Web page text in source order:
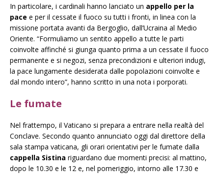
In particolare, i cardinali hanno lanciato un appello per la
pace e per il cessate il fuoco su tutti i fronti, in linea con la
missione portata avanti da Bergoglio, dall’Ucraina al Medio
Oriente. “Formuliamo un sentito appello a tutte le parti
coinvolte affinché si giunga quanto prima a un cessate il fuoco
permanente e si negozi, senza precondizioni e ulteriori indugi,
la pace lungamente desiderata dalle popolazioni coinvolte e
dal mondo intero”, hanno scritto in una nota i porporati.
Le fumate
Nel frattempo, il Vaticano si prepara a entrare nella realtà del
Conclave. Secondo quanto annunciato oggi dal direttore della
sala stampa vaticana, gli orari orientativi per le fumate dalla
cappella Sistina riguardano due momenti precisi: al mattino,
dopo le 10.30 e le 12 e, nel pomeriggio, intorno alle 17.30 e